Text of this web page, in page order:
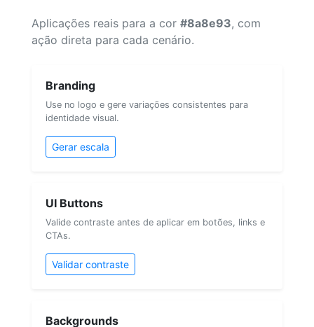
Aplicações reais para a cor #8a8e93, com
ação direta para cada cenário.
Branding
Use no logo e gere variações consistentes para
identidade visual.
Gerar escala
UI Buttons
Valide contraste antes de aplicar em botões, links e
CTAs.
Validar contraste
Backgrounds